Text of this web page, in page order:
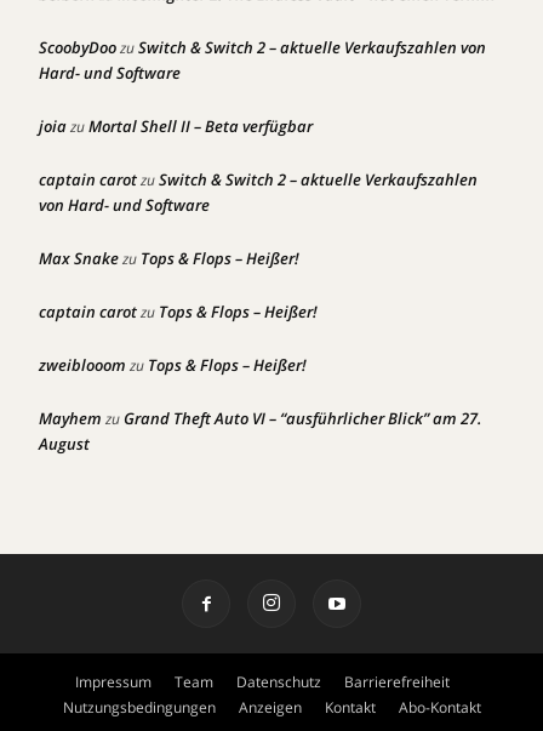
ScoobyDoozuSwitch & Switch 2 – aktuelle Verkaufszahlen von
Hard- und Software
joiazuMortal Shell II – Beta verfügbar
captain carotzuSwitch & Switch 2 – aktuelle Verkaufszahlen
von Hard- und Software
Max Snakezu Tops & Flops – Heißer!
captain carotzu Tops & Flops – Heißer!
zweiblooom zu Tops & Flops – Heißer!
Mayhem zuGrand Theft Auto VI – “ausführlicher Blick” am 27.
August
Impressum Team Datenschutz
Barrierefreiheit
Nutzungsbedingungen
Anzeigen Kontakt Abo-Kontakt